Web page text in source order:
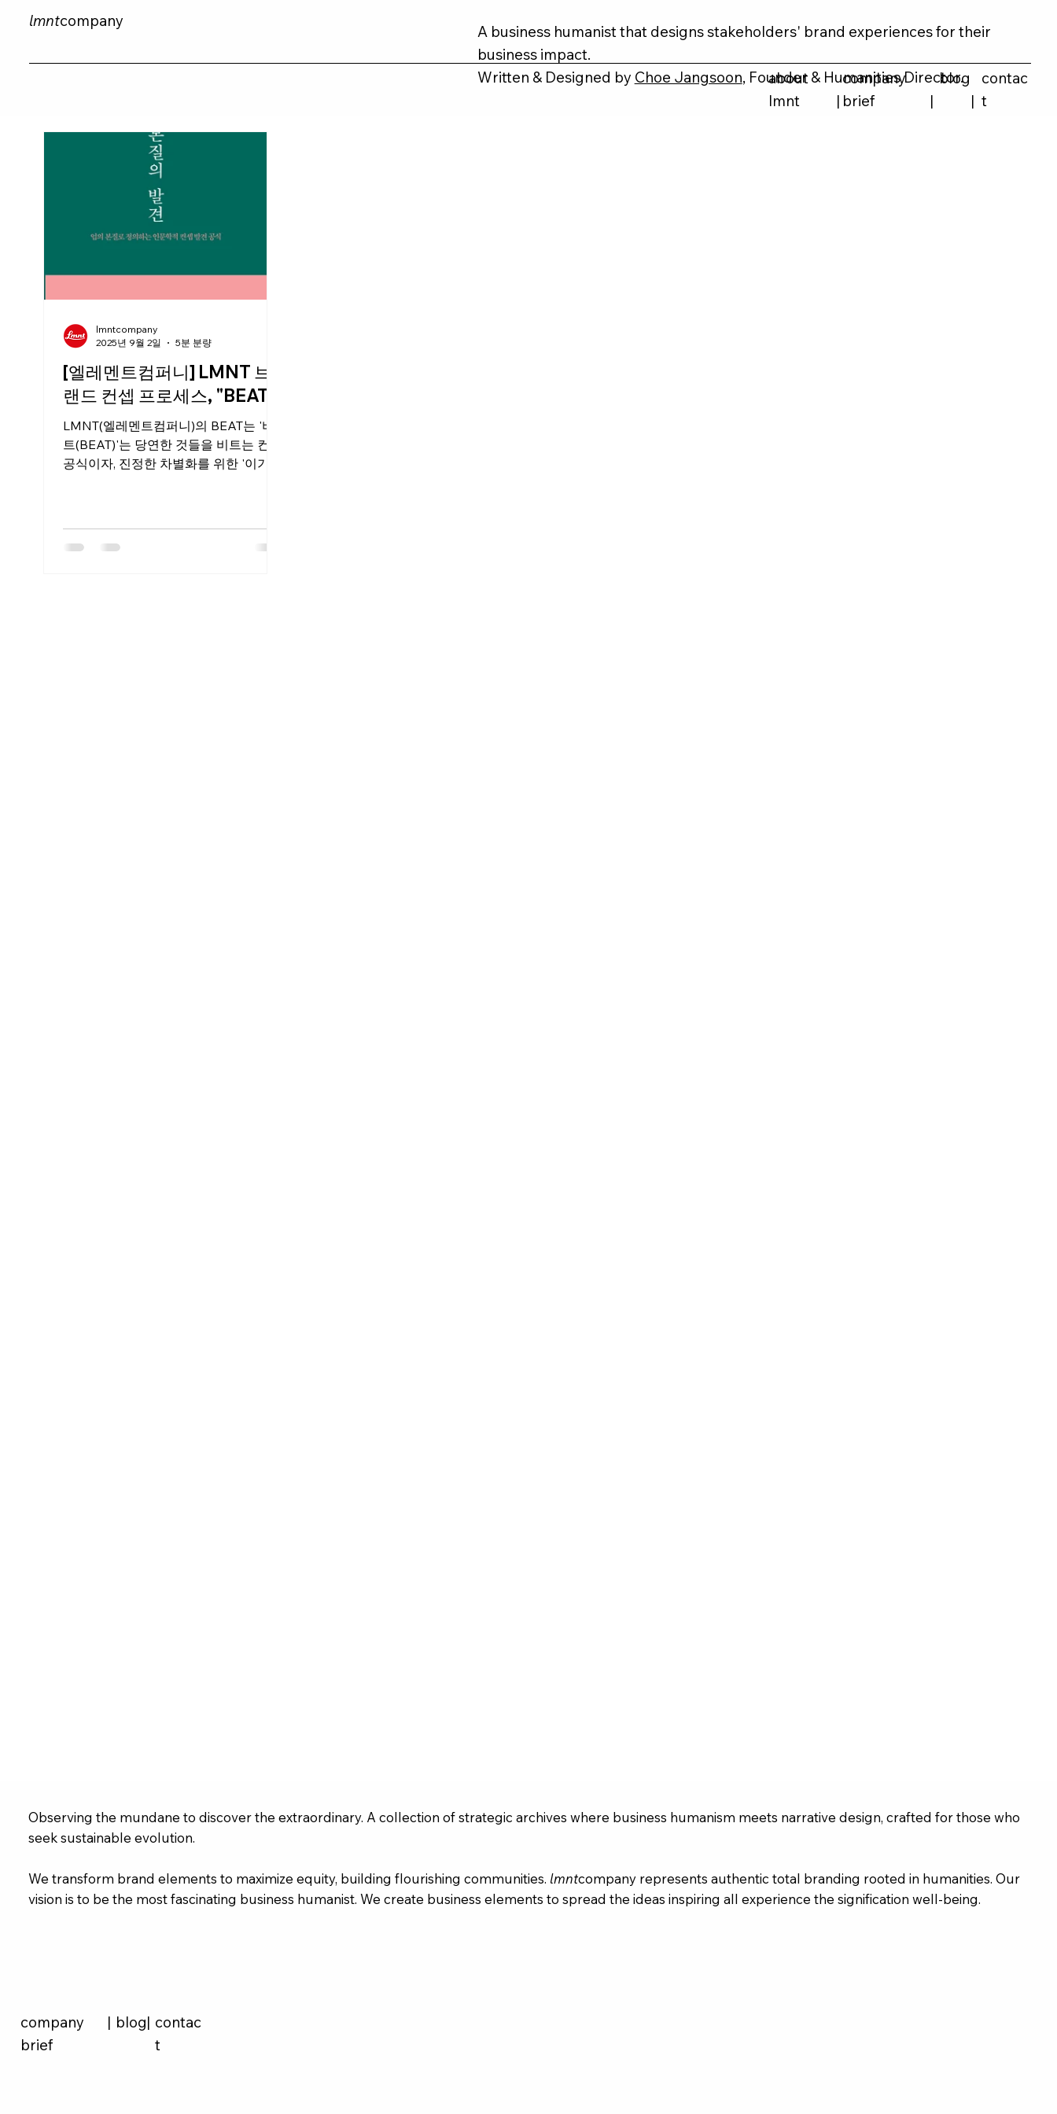
lmntcompany
A business humanist that designs stakeholders' brand experiences for their
business impact.
Written & Designed by Choe Jangsoon, Founder & Humanities Director.
about
lmnt
company
brief
blog
contac
t
| | |
Observing the mundane to discover the extraordinary. A collection of strategic archives where business humanism meets narrative design, crafted for those who
seek sustainable evolution.
We transform brand elements to maximize equity, building flourishing communities. lmntcompany represents authentic total branding rooted in humanities. Our
vision is to be the most fascinating business humanist. We create business elements to spread the ideas inspiring all experience the signification well-being.
company
brief
| blog| contac
t
[엘레멘트컴퍼니] LMNT 브
랜드 컨셉 프로세스, "BEAT"
LMNT(엘레멘트컴퍼니)의 BEAT는 '비
트(BEAT)'는 당연한 것들을 비트는 컨셉
공식이자, 진정한 차별화를 위한 '이기는
lmntcompany
2025년 9월 2일
5분 분량